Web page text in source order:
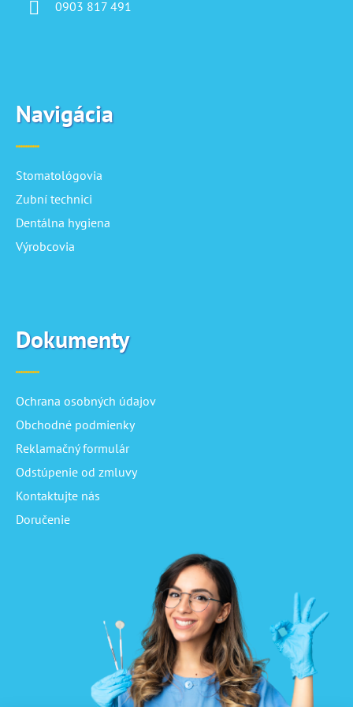
0903 817 491
Navigácia
Stomatológovia
Zubní technici
Dentálna hygiena
Výrobcovia
Dokumenty
Ochrana osobných údajov
Obchodné podmienky
Reklamačný formulár
Odstúpenie od zmluvy
Kontaktujte nás
Doručenie